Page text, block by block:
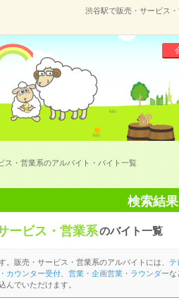
渋谷駅で販売・サービス
ス・営業系のアルバイト・バイト一覧
検索結果
ービス・営業系のバイト一覧
。販売・サービス・営業系のアルバイトには、 テ
カウンター受付、 営業・企画営業・ラウンダーな
んでいただけます。